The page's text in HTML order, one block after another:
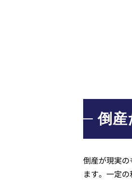
倒産
倒産が現実
ます。一定